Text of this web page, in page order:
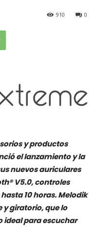
0
910
y productos
el lanzamiento y la
nuevos auriculares
V5.0, controles
10 horas. Melodik
y giratorio, que lo
ideal para escuchar